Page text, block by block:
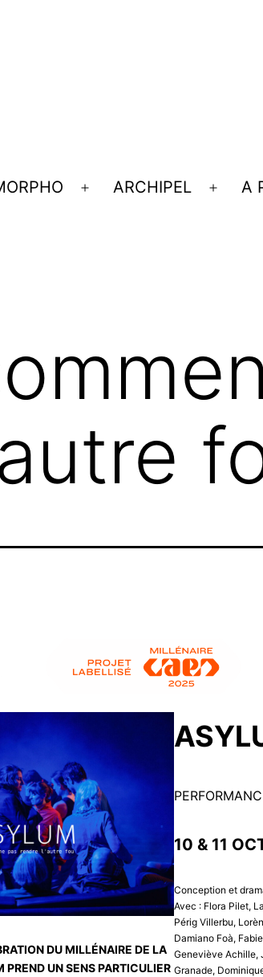
Ouvrir
ARCHIPEL
Ouvrir
A
DU MILLÉNAIRE DE LA
UN SENS PARTICULIER
10 & 11
Conception et
Avec : Flora Pilet,
Périg Villerbu,
Damiano Foà,
Geneviève Achille,
Granade,